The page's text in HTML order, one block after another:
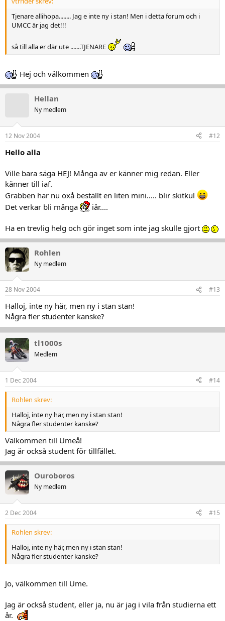
Tjenare allihopa........ Jag e inte ny i stan! Men i detta forum och i
UMCC är jag det!!!
så till alla er där ute .......TJENARE
Hej och välkommen
Hellan
Ny medlem
12 Nov 2004 #12
Hello alla
Ville bara säga HEJ! Många av er känner mig redan. Eller
känner till iaf.
Grabben har nu oxå beställt en liten mini..... blir skitkul
Det verkar bli många
iår....
Ha en trevlig helg och gör inget som inte jag skulle gjort
Rohlen
Ny medlem
28 Nov 2004 #13
Halloj, inte ny här, men ny i stan stan!
Några fler studenter kanske?
tl1000s
Medlem
1 Dec 2004 #14
Rohlen skrev:
Halloj, inte ny här, men ny i stan stan!
Några fler studenter kanske?
Välkommen till Umeå!
Jag är också student för tillfället.
Ouroboros
Ny medlem
2 Dec 2004 #15
Rohlen skrev:
Halloj, inte ny här, men ny i stan stan!
Några fler studenter kanske?
Jo, välkommen till Ume.
Jag är också student, eller ja, nu är jag i vila från studierna ett
år.